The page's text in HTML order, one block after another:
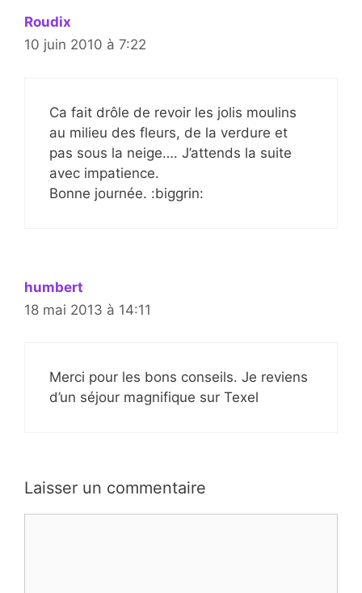
Roudix
10 juin 2010 à 7:22
Ca fait drôle de revoir les jolis moulins
au milieu des fleurs, de la verdure et
pas sous la neige…. J’attends la suite
avec impatience.
Bonne journée. :biggrin:
humbert
18 mai 2013 à 14:11
Merci pour les bons conseils. Je reviens
d’un séjour magnifique sur Texel
Laisser un commentaire